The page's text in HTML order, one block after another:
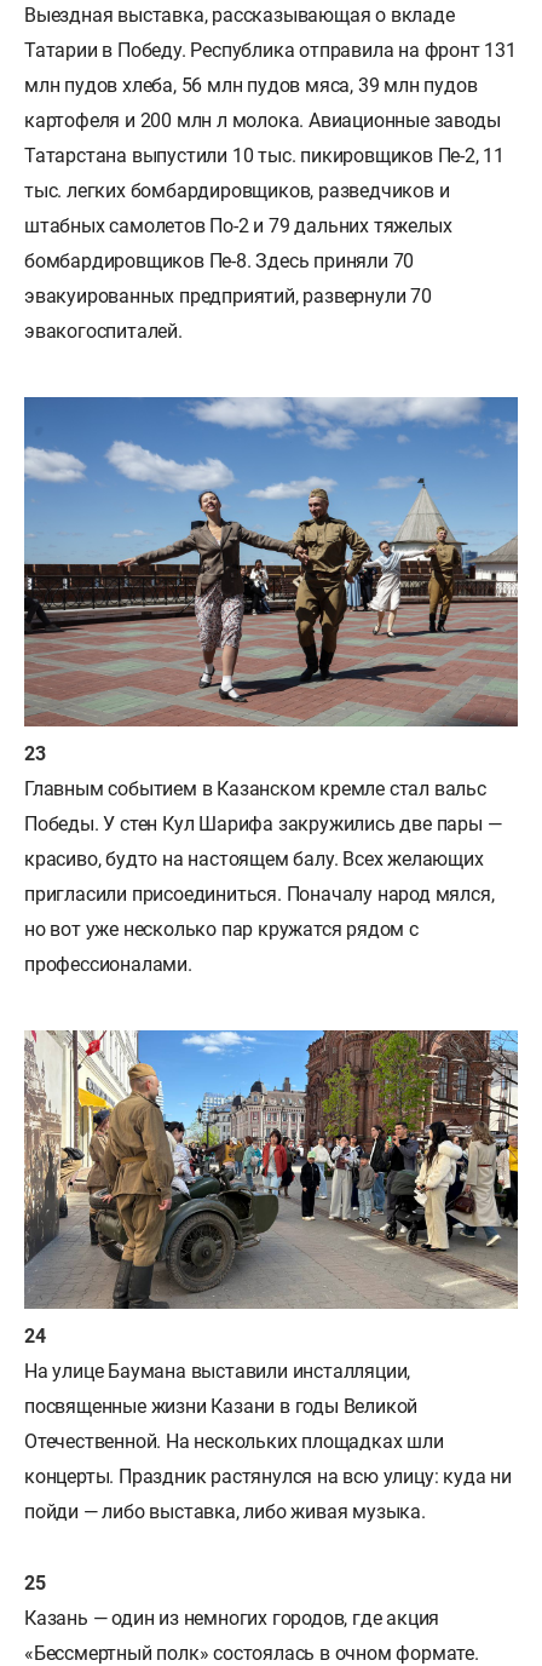
Выездная выставка, рассказывающая о вкладе
Татарии в Победу. Республика отправила на фронт 131
млн пудов хлеба, 56 млн пудов мяса, 39 млн пудов
картофеля и 200 млн л молока. Авиационные заводы
Татарстана выпустили 10 тыс. пикировщиков Пе-2, 11
тыс. легких бомбардировщиков, разведчиков и
штабных самолетов По-2 и 79 дальних тяжелых
бомбардировщиков Пе-8. Здесь приняли 70
эвакуированных предприятий, развернули 70
эвакогоспиталей.
Главным событием в Казанском кремле стал вальс
Победы. У стен Кул Шарифа закружились две пары —
красиво, будто на настоящем балу. Всех желающих
пригласили присоединиться. Поначалу народ мялся,
но вот уже несколько пар кружатся рядом с
профессионалами.
На улице Баумана выставили инсталляции,
посвященные жизни Казани в годы Великой
Отечественной. На нескольких площадках шли
концерты. Праздник растянулся на всю улицу: куда ни
пойди — либо выставка, либо живая музыка.
Казань — один из немногих городов, где акция
«Бессмертный полк» состоялась в очном формате.